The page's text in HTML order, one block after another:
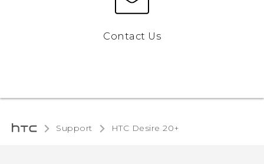
Contact Us
Support HTC Desire 20+‎